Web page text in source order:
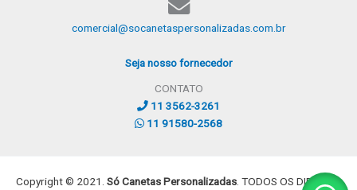
comercial@socanetaspersonalizadas.com.br
Seja nosso fornecedor
CONTATO
11 3562-3261
11 91580-2568
Copyright © 2021. Só Canetas Personalizadas . TODOS OS DIREITOS